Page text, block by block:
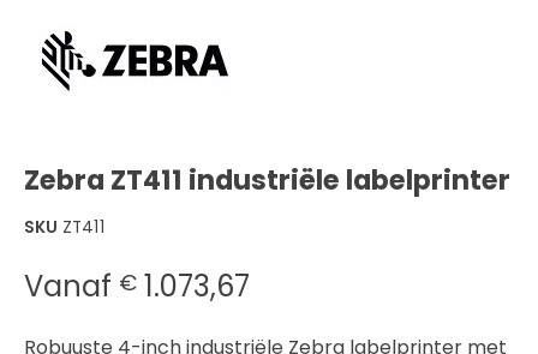
Zebra ZT411 industriële labelprinter
SKU ZT411
Vanaf € 1.073,67
Robuuste 4-inch industriële Zebra labelprinter met